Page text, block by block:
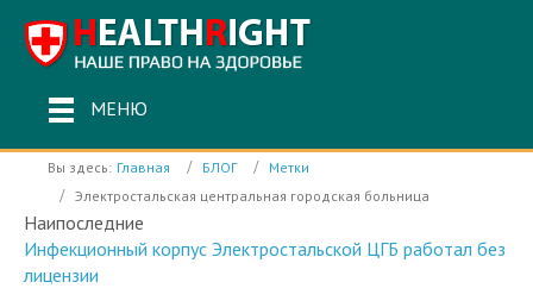
МЕНЮ
Вы здесь: Главная БЛОГ
Метки
Электростальская центральная городская больница
Наипоследние
Инфекционный корпус Электростальской ЦГБ работал без
лицензии